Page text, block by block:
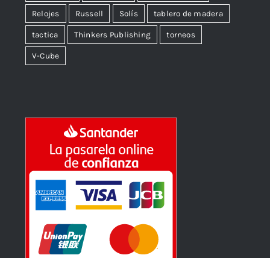
Relojes Russell Solís tablero de madera
tactica Thinkers Publishing torneos
V-Cube